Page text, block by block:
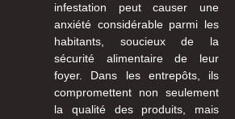
infestation peut causer une
anxiété considérable parmi les
habitants, soucieux de la
sécurité alimentaire de leur
foyer. Dans les entrepôts, ils
compromettent non seulement
la qualité des produits, mais